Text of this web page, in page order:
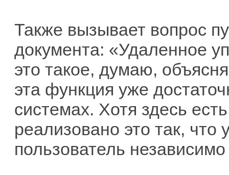
Также вызывает вопрос
документа: «Удаленное
это такое, думаю,
эта функция уже
системах. Хотя здесь
реализовано это так,
пользователь